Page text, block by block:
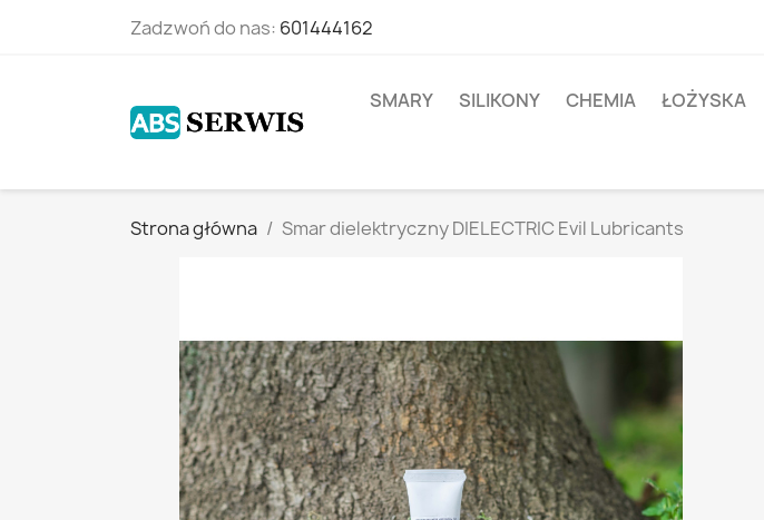
Zadzwoń do nas: 601444162
SMARY SILIKONY CHEMIA ŁOŻYSKA
Strona główna Smar dielektryczny DIELECTRIC Evil Lubricants